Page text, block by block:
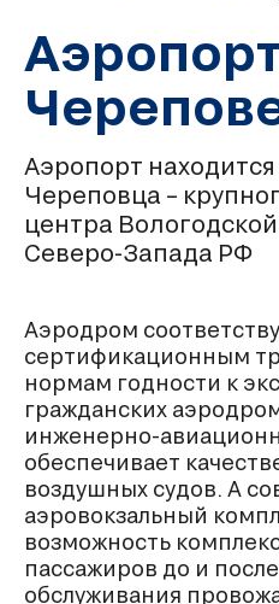
Аэропорт
Череповца –
центра
Северо-Запада РФ
Аэродром
сертификационным
нормам годности к
гражданских
инженерно-
обеспечивает
воздушных судов. А
аэровокзальный
возможность
пассажиров до и
обслуживания